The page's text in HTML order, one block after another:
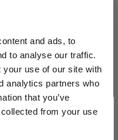
and ads, to
to analyse our traffic.
your use of our site with
analytics partners who
that you’ve
from your use
FÜR SOFTBOXEN
Clamp Kit for
Schnellspann-